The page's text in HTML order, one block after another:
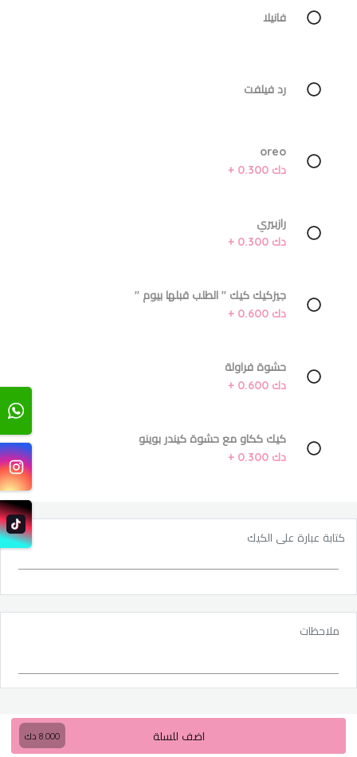
فانيلا
رد فيلفت
oreo
دك 0.300 +
رازبيري
دك 0.300 +
جيزكيك كيك '' الطلب قبلها بيوم ''
دك 0.600 +
حشوة فراولة
دك 0.600 +
كيك ككاو مع حشوة كيندر بوينو
دك 0.300 +
كتابة عبارة على الكيك
ملاحظات
اضف للسلة 8.000 دك